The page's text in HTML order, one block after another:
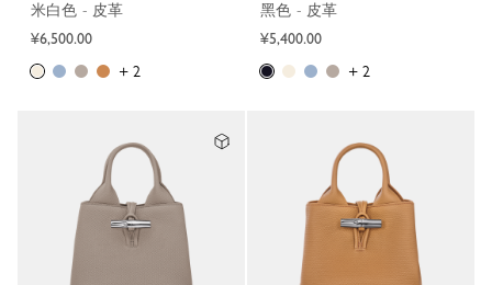
米白色 - 皮革
¥6,500.00
+ 2
黑色 - 皮革
¥5,400.00
+ 2